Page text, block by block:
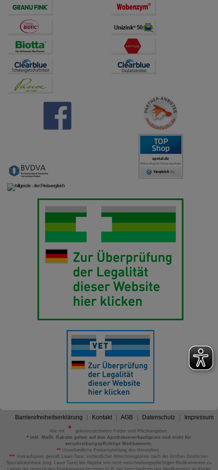
Barrierefreiheitserklärung Kontakt AGB Datenschutz Impressum
Alle mit
gekennzeichneten Felder sind Pflichtangaben.
*inkl. MwSt. Rabatte gelten auf den Apothekenverkaufspreis und nicht für
verschreibungspflichtige Medikamente.
** Unverbindliche Preisempfehlung des Herstellers.
*** Verkaufspreis gemäß Lauer-Taxe; verbindlicher Abrechnungspreis nach der Großen Deutschen
Spezialitätentaxe (sog. Lauer-Taxe) bei Abgabe von nicht verschreibungspflichtigen Medikamenten zu
Lasten der gesetzlichen Krankenversicherungen (z.B. bei Verschreibung des Medikaments an Kinder